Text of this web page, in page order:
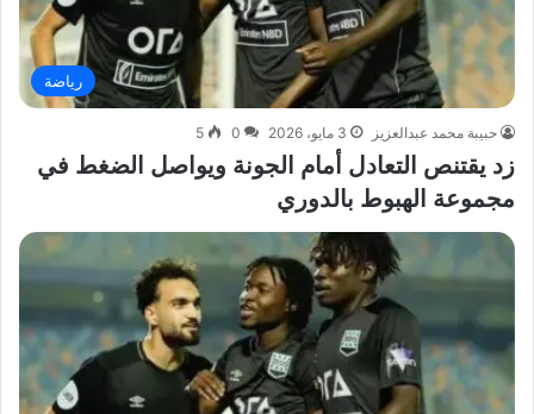
رياضة
حبيبة محمد عبدالعزيز 3 مايو، 2026 0
5
زد يقتنص التعادل أمام الجونة ويواصل الضغط في
مجموعة الهبوط بالدوري